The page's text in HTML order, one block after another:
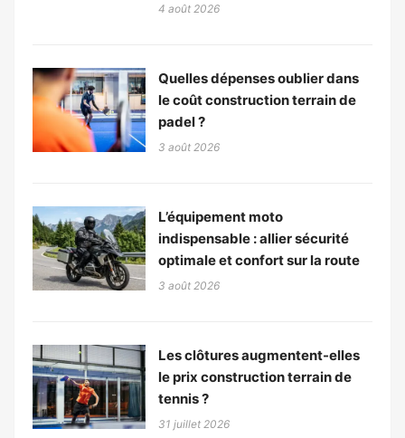
4 août 2026
Quelles dépenses oublier dans
le coût construction terrain de
padel ?
3 août 2026
L’équipement moto
indispensable : allier sécurité
optimale et confort sur la route
3 août 2026
Les clôtures augmentent-elles
le prix construction terrain de
tennis ?
31 juillet 2026